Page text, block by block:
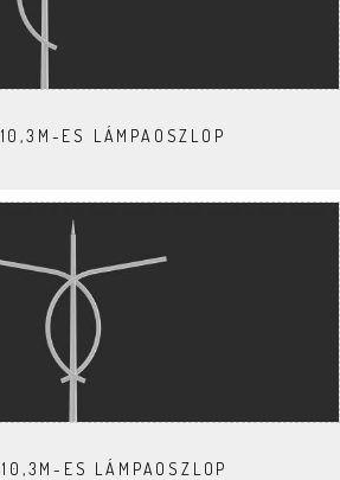
ES LÁMPAOSZLOP
ES LÁMPAOSZLOP